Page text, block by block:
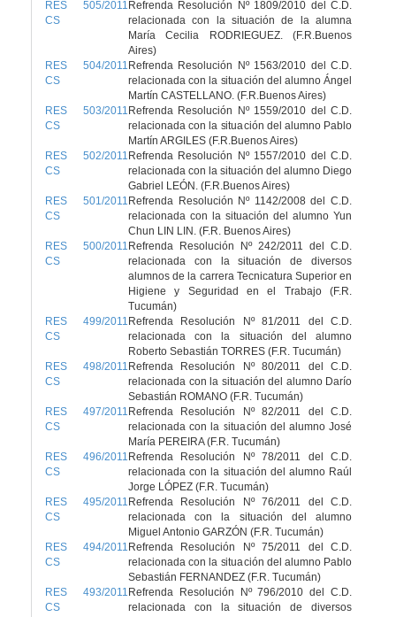
RES 505/2011
CS
Refrenda Resolución Nº 1809/2010 del C.D.
relacionada con la situación de la alumna
María Cecilia RODRIEGUEZ. (F.R.Buenos
Aires)
RES 504/2011
CS
Refrenda Resolución Nº 1563/2010 del C.D.
relacionada con la situación del alumno Ángel
Martín CASTELLANO. (F.R.Buenos Aires)
RES 503/2011
CS
Refrenda Resolución Nº 1559/2010 del C.D.
relacionada con la situación del alumno Pablo
Martín ARGILES (F.R.Buenos Aires)
RES 502/2011
CS
Refrenda Resolución Nº 1557/2010 del C.D.
relacionada con la situación del alumno Diego
Gabriel LEÓN. (F.R.Buenos Aires)
RES 501/2011
CS
Refrenda Resolución Nº 1142/2008 del C.D.
relacionada con la situación del alumno Yun
Chun LIN LIN. (F.R. Buenos Aires)
RES 500/2011
CS
Refrenda Resolución Nº 242/2011 del C.D.
relacionada con la situación de diversos
alumnos de la carrera Tecnicatura Superior en
Higiene y Seguridad en el Trabajo (F.R.
Tucumán)
RES 499/2011
CS
Refrenda Resolución Nº 81/2011 del C.D.
relacionada con la situación del alumno
Roberto Sebastián TORRES (F.R. Tucumán)
RES 498/2011
CS
Refrenda Resolución Nº 80/2011 del C.D.
relacionada con la situación del alumno Darío
Sebastián ROMANO (F.R. Tucumán)
RES 497/2011
CS
Refrenda Resolución Nº 82/2011 del C.D.
relacionada con la situación del alumno José
María PEREIRA (F.R. Tucumán)
RES 496/2011
CS
Refrenda Resolución Nº 78/2011 del C.D.
relacionada con la situación del alumno Raúl
Jorge LÓPEZ (F.R. Tucumán)
RES 495/2011
CS
Refrenda Resolución Nº 76/2011 del C.D.
relacionada con la situación del alumno
Miguel Antonio GARZÓN (F.R. Tucumán)
RES 494/2011
CS
Refrenda Resolución Nº 75/2011 del C.D.
relacionada con la situación del alumno Pablo
Sebastián FERNANDEZ (F.R. Tucumán)
RES 493/2011
CS
Refrenda Resolución Nº 796/2010 del C.D.
relacionada con la situación de diversos